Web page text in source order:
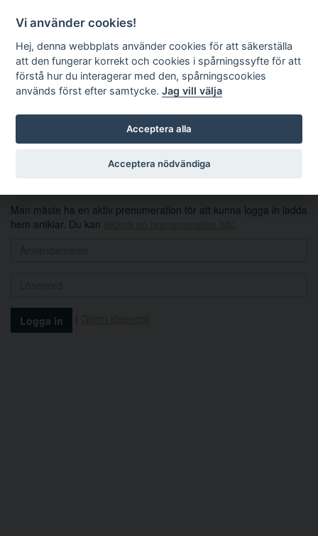
Sök
Logga in
Man måste ha en aktiv prenumeration för att kunna logga in ladda
hem artiklar. Du kan
|
Vi använder cookies!
Hej, denna webbplats använder cookies för att säkerställa
att den fungerar korrekt och cookies i spårningssyfte för att
förstå hur du interagerar med den, spårningscookies
används först efter samtycke.Jag vill välja
Acceptera alla
Acceptera nödvändiga